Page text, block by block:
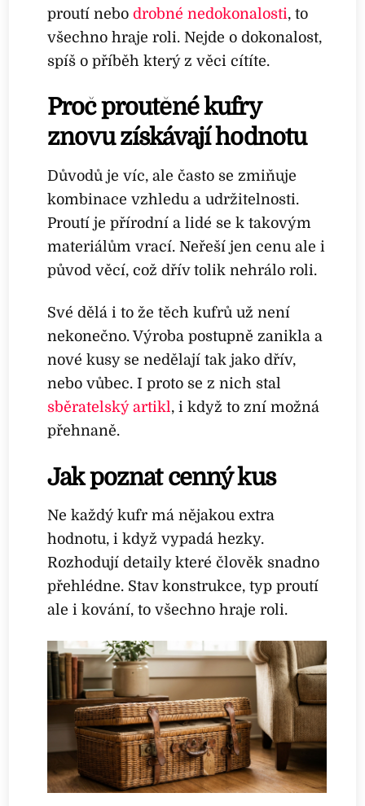
proutí nebodrobné nedokonalosti, to
všechno hraje roli. Nejde o dokonalost,
spíš o příběh který z věci cítíte.
Proč proutěné kufry
znovu získávají hodnotu
Důvodů je víc, ale často se zmiňuje
kombinace vzhledu a udržitelnosti.
Proutí je přírodní a lidé se k takovým
materiálům vrací. Neřeší jen cenu ale i
původ věcí, což dřív tolik nehrálo roli.
Své dělá i to že těch kufrů už není
nekonečno. Výroba postupně zanikla a
nové kusy se nedělají tak jako dřív,
nebo vůbec. I proto se z nich stal
sběratelský artikl, i když to zní možná
přehnaně.
Jak poznat cenný kus
Ne každý kufr má nějakou extra
hodnotu, i když vypadá hezky.
Rozhodují detaily které člověk snadno
přehlédne. Stav konstrukce, typ proutí
ale i kování, to všechno hraje roli.